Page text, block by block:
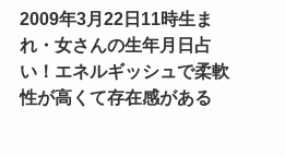
2009年3月22日11時生ま
れ・女さんの生年月日占
い！エネルギッシュで柔軟
性が高くて存在感がある